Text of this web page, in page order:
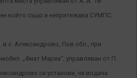
който също и непритежава СУМПС.
в с. Александрово, Лов.обл., при
„Фиат Мареа“, управляван от П.
се установи, че водача